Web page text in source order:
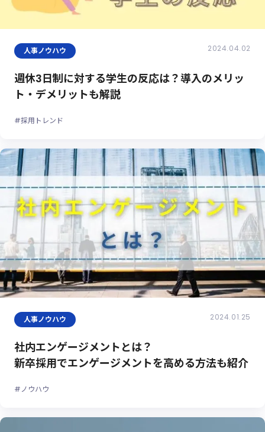
人事ノウハウ 2024.04.02
週休3日制に対する学生の反応は？導入のメリッ
ト・デメリットも解説
#採用トレンド
人事ノウハウ 2024.01.25
社内エンゲージメントとは？
新卒採用でエンゲージメントを高める方法も紹介
#ノウハウ